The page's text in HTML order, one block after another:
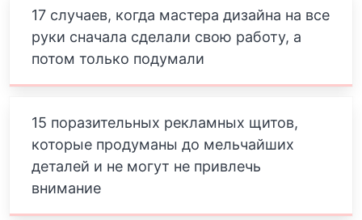
17 случаев, когда мастера дизайна на все
руки сначала сделали свою работу, а
потом только подумали
15 поразительных рекламных щитов,
которые продуманы до мельчайших
деталей и не могут не привлечь
внимание